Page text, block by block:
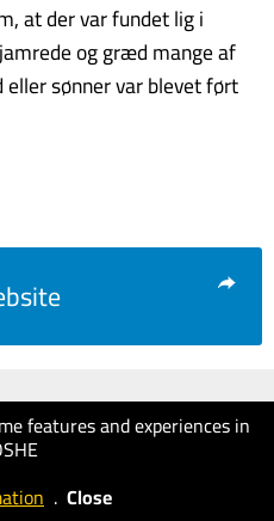
features and experiences in
. Close
at der var fundet lig i
og græd mange af
sønner var blevet ført